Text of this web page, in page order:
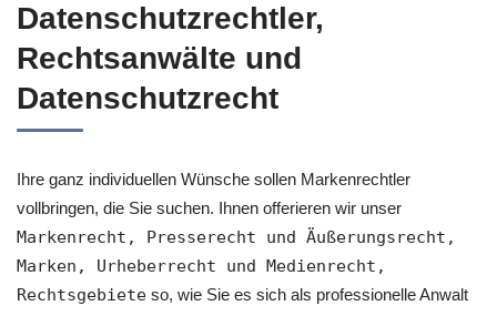
Datenschutzrechtler,
Rechtsanwälte und
Datenschutzrecht
Ihre ganz individuellen Wünsche sollen Markenrechtler
vollbringen, die Sie suchen. Ihnen offerieren wir unser
Markenrecht, Presserecht und Äußerungsrecht,
Marken, Urheberrecht und Medienrecht,
Rechtsgebiete so, wie Sie es sich als professionelle Anwalt